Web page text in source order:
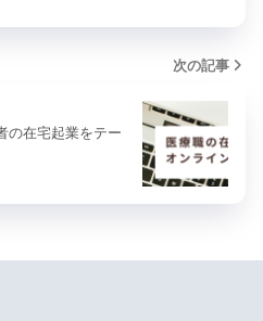
次の記事
の在宅起業をテー